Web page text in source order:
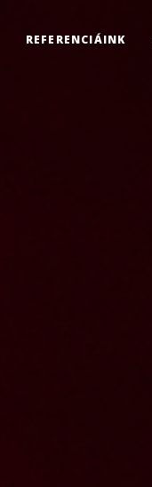
REFERENCIÁINK